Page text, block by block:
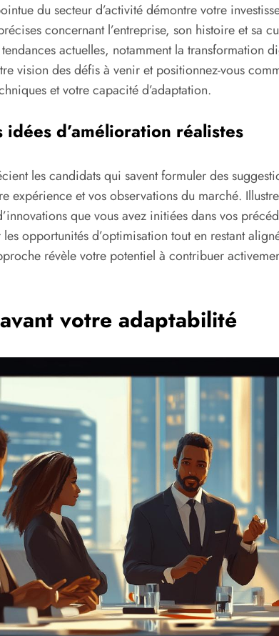
du secteur d’activité démontre votre
concernant l’entreprise, son histoire et sa
actuelles, notamment la transformation
vision des défis à venir et positionnez-vous
et votre capacité d’adaptation.
idées d’amélioration réalistes
les candidats qui savent formuler des
expérience et vos observations du marché.
que vous avez initiées dans vos
opportunités d’optimisation tout en restant
révèle votre potentiel à contribuer
votre adaptabilité